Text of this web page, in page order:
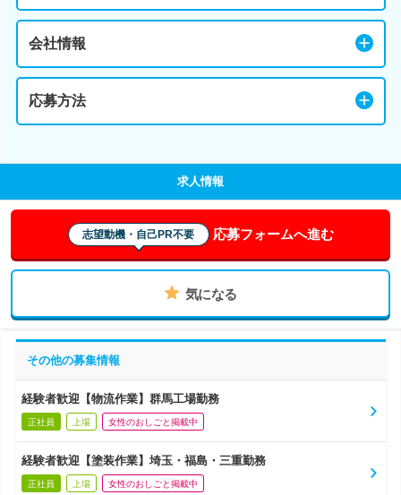
会社情報
応募方法
求人情報
志望動機・自己PR不要 応募フォームへ進む
気になる
その他の募集情報
経験者歓迎【物流作業】群馬工場勤務
正社員 上場 女性のおしごと掲載中
経験者歓迎【塗装作業】埼玉・福島・三重勤務
正社員 上場 女性のおしごと掲載中